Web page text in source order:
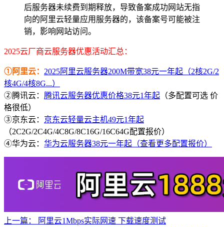
后服务器未续费到期释放，导致备案成功网站无指
向的阿里云轻量应用服务器的，该备案号可能被注
销，影响网站访问。
2025云厂商云服务器优惠活动汇总：
①阿里云： 2025阿里云服务器200M带宽38元一年起（2核2G/2
核4G/4核8G...）
②腾讯云： 腾讯云服务器优惠价格38元1年起 （多配置可选 价
格很低）
③京东云： 京东云轻量云主机49元1年起
（2C2G/2C4G/4C8G/8C16G/16C64G配置报价）
④华为云： 华为云服务器38元一年起（查看更多配置报价）
上一篇：
阿里云1Mbps实际网速 下载速度测试